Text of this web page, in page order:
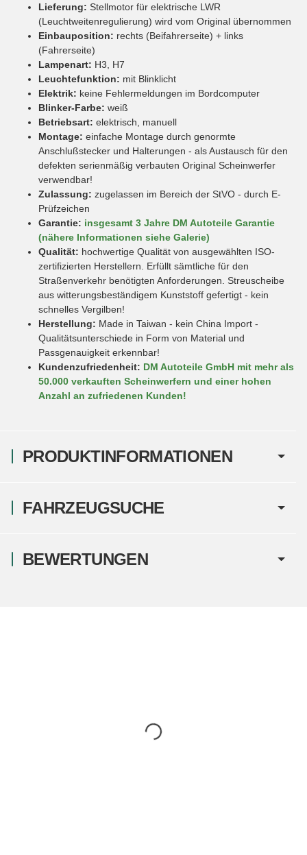
PRODUKTINFORMATIONEN
Lieferung: Stellmotor für elektrische LWR
(Leuchtweitenregulierung) wird vom Original übernommen
Einbauposition: rechts (Beifahrerseite) + links
(Fahrerseite)
Lampenart: H3, H7
Leuchtefunktion: mit Blinklicht
Elektrik: keine Fehlermeldungen im Bordcomputer
Blinker-Farbe: weiß
Betriebsart: elektrisch, manuell
Montage: einfache Montage durch genormte
Anschlußstecker und Halterungen - als Austausch für den
defekten serienmäßig verbauten Original Scheinwerfer
verwendbar!
Zulassung: zugelassen im Bereich der StVO - durch E-
Prüfzeichen
Garantie: insgesamt 3 Jahre DM Autoteile Garantie
(nähere Informationen siehe Galerie)
Qualität: hochwertige Qualität von ausgewählten ISO-
zertifizierten Herstellern. Erfüllt sämtliche für den
Straßenverkehr benötigten Anforderungen. Streuscheibe
aus witterungsbeständigem Kunststoff gefertigt - kein
schnelles Vergilben!
Herstellung: Made in Taiwan - kein China Import -
Qualitätsunterschiede in Form von Material und
Passgenauigkeit erkennbar!
Kundenzufriedenheit: DM Autoteile GmbH mit mehr als
50.000 verkauften Scheinwerfern und einer hohen
Anzahl an zufriedenen Kunden!
FAHRZEUGSUCHE
BEWERTUNGEN